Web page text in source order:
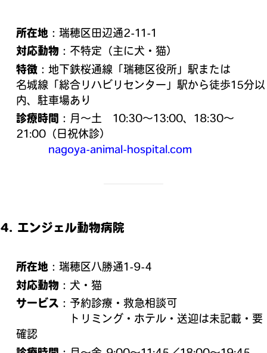
所在地 ：瑞穂区田辺通2‑11‑1
対応動物：不特定（主に犬・猫）
特徴：地下鉄桜通線「瑞穂区役所」駅または
名城線「総合リハビリセンター」駅から徒歩15分以
内、駐車場あり
診療時間 ：月～土 10:30～13:00、18:30～
21:00（日祝休診）
nagoya-animal-hospital.com
4. エンジェル動物病院
所在地 ：瑞穂区八勝通1‑9‑4
対応動物：犬・猫
サービス ：予約診療・救急相談可
トリミング・ホテル・送迎は未記載・要
確認